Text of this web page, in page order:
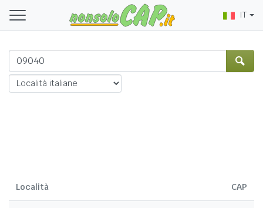
IT
Località CAP